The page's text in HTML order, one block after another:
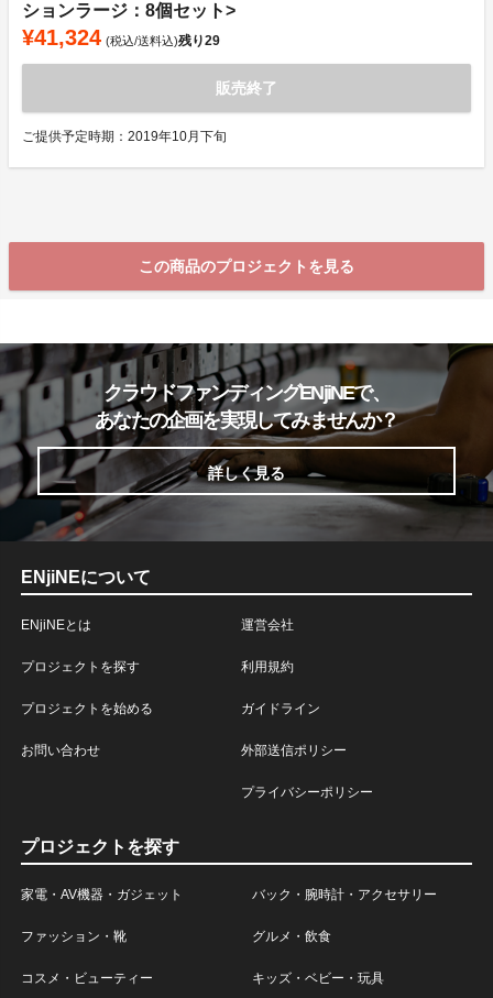
ションラージ：8個セット>
¥41,324 (税込/送料込)残り29
販売終了
ご提供予定時期：2019年10月下旬
この商品のプロジェクトを見る
クラウドファンディングENjiNEで、
あなたの企画を実現してみませんか？
詳しく見る
ENjiNEについて
ENjiNEとは
プロジェクトを探す
プロジェクトを始める
お問い合わせ
運営会社
利用規約
ガイドライン
外部送信ポリシー
プライバシーポリシー
プロジェクトを探す
家電・AV機器・ガジェット バック・腕時計・アクセサリー
ファッション・靴 グルメ・飲食
コスメ・ビューティー キッズ・ベビー・玩具